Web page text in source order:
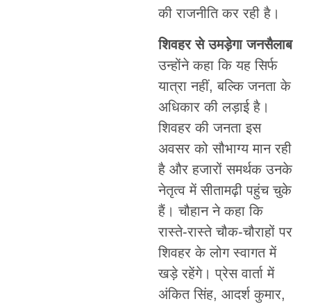
की राजनीति कर रही है।
शिवहर से उमड़ेगा जनसैलाब
उन्होंने कहा कि यह सिर्फ
यात्रा नहीं, बल्कि जनता के
अधिकार की लड़ाई है।
शिवहर की जनता इस
अवसर को सौभाग्य मान रही
है और हजारों समर्थक उनके
नेतृत्व में सीतामढ़ी पहुंच चुके
हैं। चौहान ने कहा कि
रास्ते-रास्ते चौक-चौराहों पर
शिवहर के लोग स्वागत में
खड़े रहेंगे। प्रेस वार्ता में
अंकित सिंह, आदर्श कुमार,